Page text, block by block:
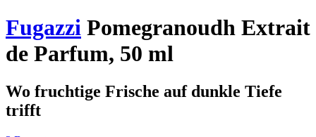
Fugazzi Pomegranoudh Extrait
de Parfum, 50 ml
Wo fruchtige Frische auf dunkle Tiefe
trifft